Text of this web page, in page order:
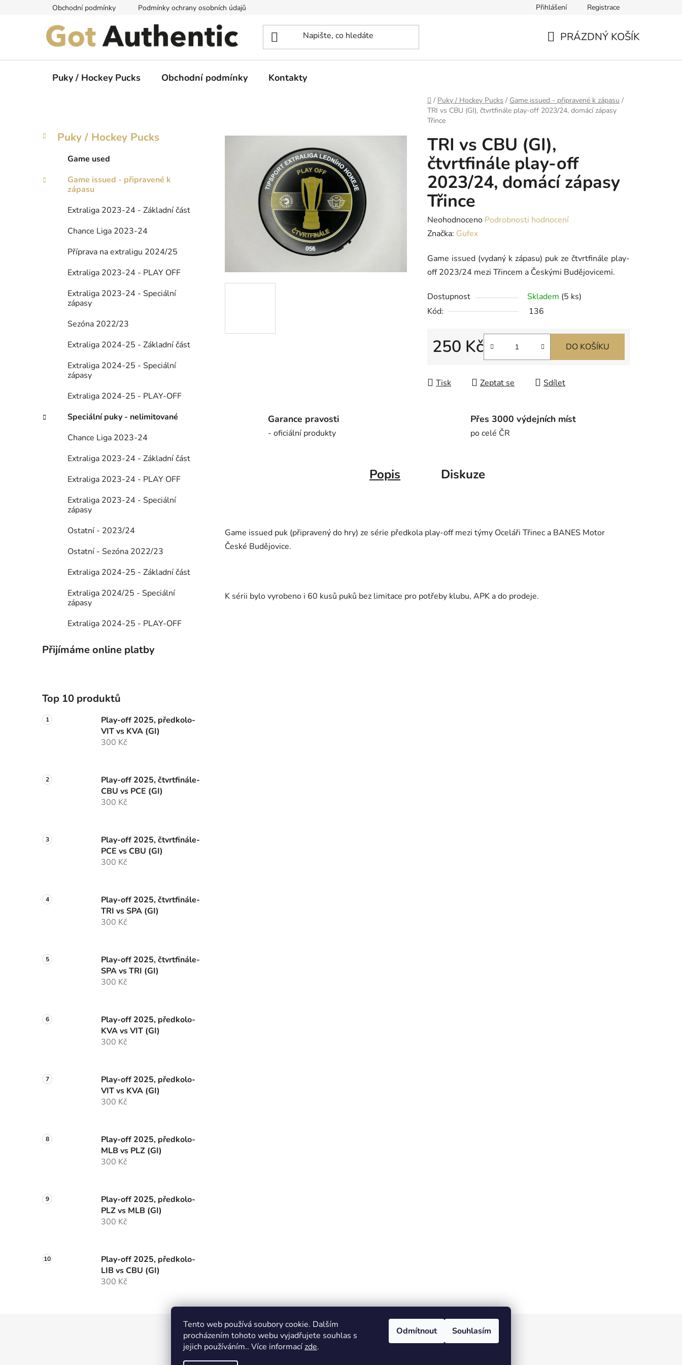
Tento web používá soubory cookie. Dalším
procházením tohoto webu vyjadřujete souhlas s
jejich používáním.. Více informacízde.
Odmítnout Souhlasím
Obchodní podmínky Podmínky ochrany osobních údajů Přihlášení Registrace
PRÁZDNÝ KOŠÍK
Puky / Hockey Pucks Obchodní podmínky Kontakty
Domů
/ Puky / Hockey Pucks / Game issued - připravené k zápasu /
TRI vs CBU (GI), čtvrtfinále play-off 2023/24, domácí zápasy
Třince
P
r
Přeskočit
kategorie
K
a
g
o
Puky / Hockey Pucks
Game used
Game issued - připravené k
zápasu
Extraliga 2023-24 - Základní část
Chance Liga 2023-24
Příprava na extraligu 2024/25
Extraliga 2023-24 - PLAY OFF
Extraliga 2023-24 - Speciální
zápasy
Sezóna 2022/23
Extraliga 2024-25 - Základní část
Extraliga 2024-25 - Speciální
zápasy
Extraliga 2024-25 - PLAY-OFF
Speciální puky - nelimitované
Chance Liga 2023-24
Extraliga 2023-24 - Základní část
Extraliga 2023-24 - PLAY OFF
Extraliga 2023-24 - Speciální
zápasy
Ostatní - 2023/24
Ostatní - Sezóna 2022/23
Extraliga 2024-25 - Základní část
Extraliga 2024/25 - Speciální
zápasy
Extraliga 2024-25 - PLAY-OFF
Přijímáme online platby
Top 10 produktů
Play-off 2025, předkolo-
VIT vs KVA (GI)
300 Kč
Play-off 2025, čtvrtfinále-
CBU vs PCE (GI)
300 Kč
Play-off 2025, čtvrtfinále-
PCE vs CBU (GI)
300 Kč
Play-off 2025, čtvrtfinále-
TRI vs SPA (GI)
300 Kč
Play-off 2025, čtvrtfinále-
SPA vs TRI (GI)
300 Kč
Play-off 2025, předkolo-
KVA vs VIT (GI)
300 Kč
Play-off 2025, předkolo-
VIT vs KVA (GI)
300 Kč
Play-off 2025, předkolo-
MLB vs PLZ (GI)
300 Kč
Play-off 2025, předkolo-
PLZ vs MLB (GI)
300 Kč
Play-off 2025, předkolo-
LIB vs CBU (GI)
300 Kč
TRI vs CBU (GI),
čtvrtfinále play-off
2023/24, domácí zápasy
Třince
Průměrné
hodnocení
je
0,0
5
hvězdiček.
Neohodnoceno Podrobnosti hodnocení
Značka: Gufex
Game issued (vydaný k zápasu) puk ze čtvrtfinále play-
off 2023/24 mezi Třincem a Českými Budějovicemi.
Dostupnost Skladem (5 ks)
Kód:
136
250 Kč DO KOŠÍKU
Tisk Zeptat se Sdílet
Garance pravosti
- oficiální produkty
Přes 3000 výdejních míst
po celé ČR
Popis Diskuze
Game issued puk (připravený do hry) ze série předkola play-off mezi týmy Oceláři Třinec a BANES Motor
České Budějovice.
K sérii bylo vyrobeno i 60 kusů puků bez limitace pro potřeby klubu, APK a do prodeje.
Partnerské stránky - Autentické sportovní předměty Got Authentic